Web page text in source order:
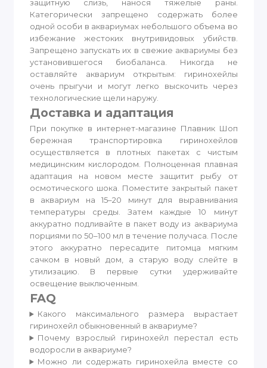
защитную слизь, нанося тяжелые раны.
Категорически запрещено содержать более
одной особи в аквариумах небольшого объема во
избежание жестоких внутривидовых убийств.
Запрещено запускать их в свежие аквариумы без
установившегося биобаланса. Никогда не
оставляйте аквариум открытым: гиринохейлы
очень прыгучи и могут легко выскочить через
технологические щели наружу.
Доставка и адаптация
При покупке в интернет-магазине Плавник Шоп
бережная транспортировка гиринохейлов
осуществляется в плотных пакетах с чистым
медицинским кислородом. Полноценная плавная
адаптация на новом месте защитит рыбу от
осмотического шока. Поместите закрытый пакет
в аквариум на 15–20 минут для выравнивания
температуры среды. Затем каждые 10 минут
аккуратно подливайте в пакет воду из аквариума
порциями по 50–100 мл в течение получаса. После
этого аккуратно пересадите питомца мягким
сачком в новый дом, а старую воду слейте в
утилизацию. В первые сутки удерживайте
освещение выключенным.
FAQ
Какого максимального размера вырастает
гиринохейл обыкновенный в аквариуме?
Почему взрослый гиринохейл перестал есть
водоросли в аквариуме?
Можно ли содержать гиринохейла вместе со